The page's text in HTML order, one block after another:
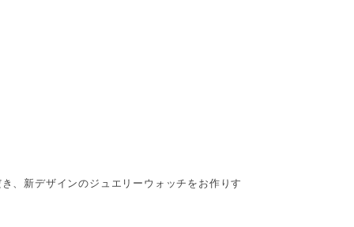
、新デザインのジュエリーウォッチをお作りす